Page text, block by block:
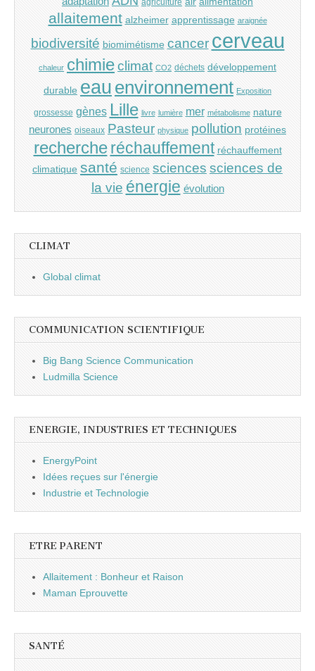
agriculture
allaitement alzheimer apprentissage araignée
biodiversité biomimétisme cancer cerveau
chaleur chimieclimat CO2 déchets développement
durable eau environnement Exposition
grossesse gènes Lille livre lumière mer métabolisme nature
neurones oiseaux Pasteur physique pollution protéines
recherche réchauffement réchauffement
climatique santé science sciences sciences de
la vie énergie évolution
CLIMAT
Global climat
COMMUNICATION SCIENTIFIQUE
Big Bang Science Communication
Ludmilla Science
ENERGIE, INDUSTRIES ET TECHNIQUES
EnergyPoint
Idées reçues sur l'énergie
Industrie et Technologie
ETRE PARENT
Allaitement : Bonheur et Raison
Maman Eprouvette
SANTÉ